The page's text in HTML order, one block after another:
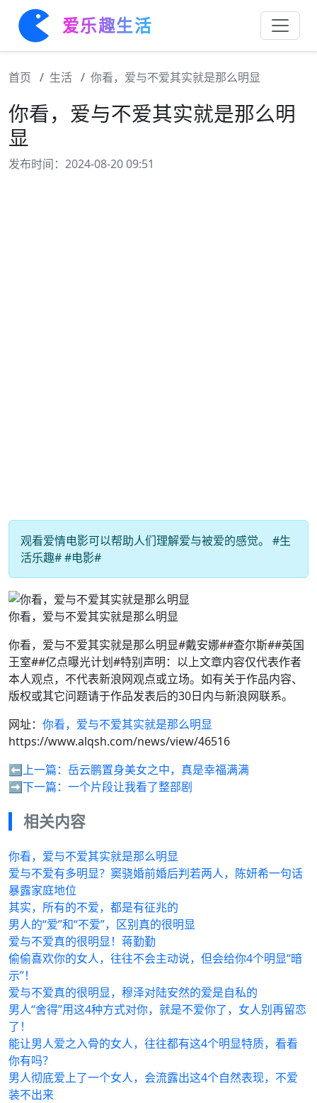
爱乐趣生活
首页 生活 你看，爱与不爱其实就是那么明显
你看，爱与不爱其实就是那么明
显
发布时间：2024-08-20 09:51
观看爱情电影可以帮助人们理解爱与被爱的感觉。 #生
活乐趣# #电影#
你看，爱与不爱其实就是那么明显
你看，爱与不爱其实就是那么明显#戴安娜##查尔斯##英国
王室##亿点曝光计划#特别声明：以上文章内容仅代表作者
本人观点，不代表新浪网观点或立场。如有关于作品内容、
版权或其它问题请于作品发表后的30日内与新浪网联系。
网址： 你看，爱与不爱其实就是那么明显
https://www.alqsh.com/news/view/46516
⬅️上一篇： 岳云鹏置身美女之中，真是幸福满满
➡️下一篇： 一个片段让我看了整部剧
相关内容
你看，爱与不爱其实就是那么明显
爱与不爱有多明显？窦骁婚前婚后判若两人，陈妍希一句话
暴露家庭地位
其实，所有的不爱，都是有征兆的
男人的“爱”和“不爱”，区别真的很明显
爱与不爱真的很明显！蒋勤勤
偷偷喜欢你的女人，往往不会主动说，但会给你4个明显“暗
示”！
爱与不爱真的很明显，穆泽对陆安然的爱是自私的
男人“舍得”用这4种方式对你，就是不爱你了，女人别再留恋
了！
能让男人爱之入骨的女人，往往都有这4个明显特质，看看
你有吗？
男人彻底爱上了一个女人，会流露出这4个自然表现，不爱
装不出来